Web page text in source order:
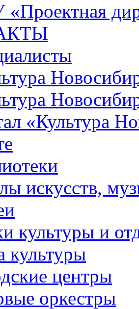
«Культура
искусств,
культуры и
культуры
центры
оркестры